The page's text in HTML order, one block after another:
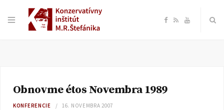
F R Y
Obnovme étos Novembra 1989
KONFERENCIE 16. NOVEMBRA 2007